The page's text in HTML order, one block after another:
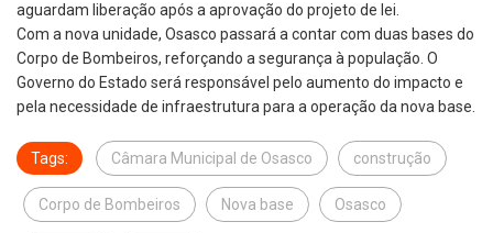
aguardam liberação após a aprovação do projeto de lei.
Com a nova unidade, Osasco passará a contar com duas bases do
Corpo de Bombeiros, reforçando a segurança à população. O
Governo do Estado será responsável pelo aumento do impacto e
pela necessidade de infraestrutura para a operação da nova base.
Tags: Câmara Municipal de Osasco construção
Corpo de Bombeiros Nova base Osasco